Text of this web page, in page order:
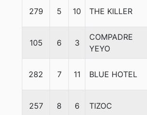
279 5 10 THE KILLER
105 6 3
COMPADRE
YEYO
282 7 11 BLUE HOTEL
257 8 6 TIZOC